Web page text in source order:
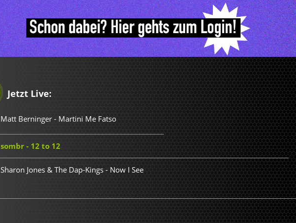
Jetzt Live:
Matt Berninger - Martini Me Fatso
sombr - 12 to 12
Sharon Jones & The Dap-Kings - Now I See